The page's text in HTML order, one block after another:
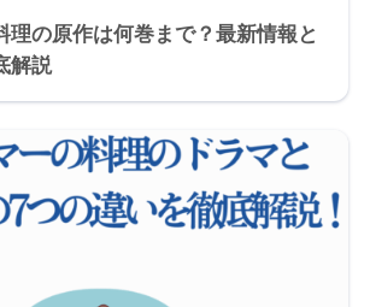
理の原作は何巻まで？最新情報と
解説